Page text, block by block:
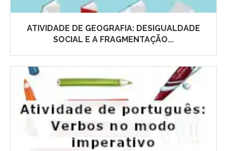
ATIVIDADE DE GEOGRAFIA: DESIGUALDADE
SOCIAL E A FRAGMENTAÇÃO...